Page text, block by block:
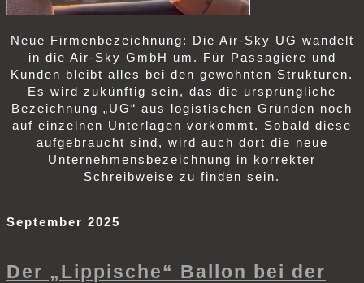
Neue Firmenbezeichnung: Die Air-Sky UG wandelt
in die Air-Sky GmbH um. Für Passagiere und
Kunden bleibt alles bei den gewohnten Strukturen.
Es wird zukünftig sein, das die ursprüngliche
Bezeichnung „UG“ aus logistischen Gründen noch
auf einzelnen Unterlagen vorkommt. Sobald diese
aufgebraucht sind, wird auch dort die neue
Unternehmensbezeichnung in korrekter
Schreibweise zu finden sein.
September 2025
Der „Lippische“ Ballon bei der